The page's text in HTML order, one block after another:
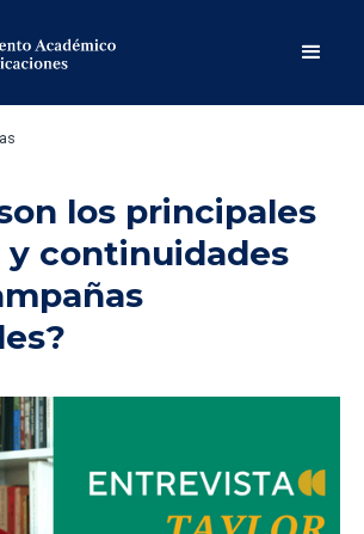
los principales
y continuidades